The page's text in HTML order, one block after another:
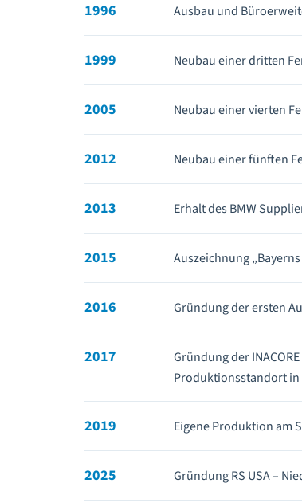
1996 Ausbau und
1999 Neubau einer dritten
2005 Neubau einer vierten
2012 Neubau einer fünften
2013 Erhalt des BMW
2015 Auszeichnung
2016 Gründung der ersten
2017
Gründung der
Produktionsstandort
2019 Eigene Produktion am
2025 Gründung RS USA –